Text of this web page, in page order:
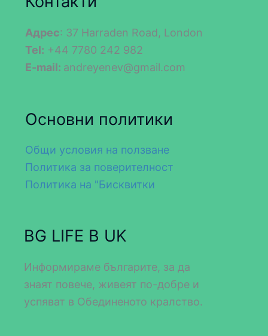
Адрес: 37 Harraden Road, London
Tel: +44 7780 242 982
E-mail: andreyenev@gmail.com
Основни политики
Общи условия на ползване
Политика за поверителност
Политика на "Бисквитки
BG LIFE В UK
Информираме българите, за да
знаят повече, живеят по-добре и
успяват в Обединеното кралство.